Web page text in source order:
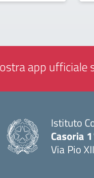
app ufficiale
Istituto
Casoria
Via Pio